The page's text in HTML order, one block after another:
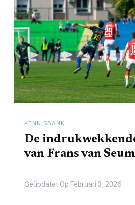
KENNISBANK
De
van Frans van
Geüpdatet Op Februari 3, 2026